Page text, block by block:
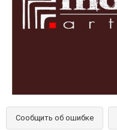
Сообщить об ошибке